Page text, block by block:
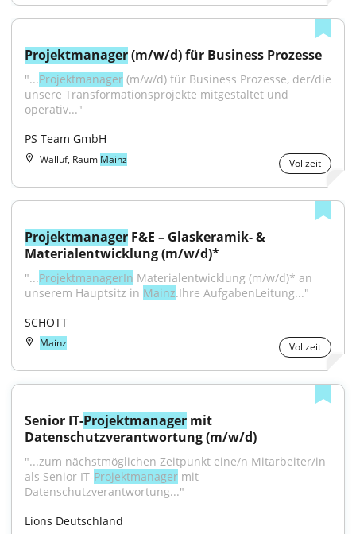
Projektmanager (m/w/d) für Business Prozesse
"...Projektmanager (m/w/d) für Business Prozesse, der/die
unsere Transformationsprojekte mitgestaltet und
operativ..."
PS Team GmbH
Walluf, Raum Mainz Vollzeit
Projektmanager F&E – Glaskeramik- &
Materialentwicklung (m/w/d)*
"...ProjektmanagerIn Materialentwicklung (m/w/d)* an
unserem Hauptsitz in Mainz.Ihre AufgabenLeitung..."
SCHOTT
Mainz Vollzeit
Senior IT-Projektmanager mit
Datenschutzverantwortung (m/w/d)
"...zum nächstmöglichen Zeitpunkt eine/n Mitarbeiter/in
als Senior IT-Projektmanager mit
Datenschutzverantwortung..."
Lions Deutschland